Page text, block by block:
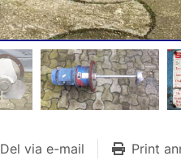
Del via e-mail Print